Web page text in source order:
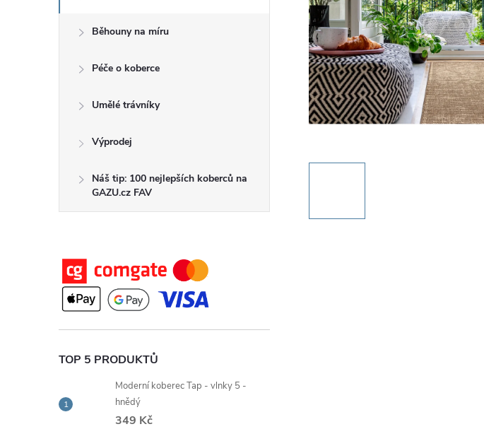
s
í
p
a
n
e
l
Běhouny na míru
Péče o koberce
Umělé trávníky
Výprodej
Náš tip: 100 nejlepších koberců na
GAZU.cz FAV
TOP 5 PRODUKTŮ
Moderní koberec Tap - vlnky 5 -
hnědý
349 Kč